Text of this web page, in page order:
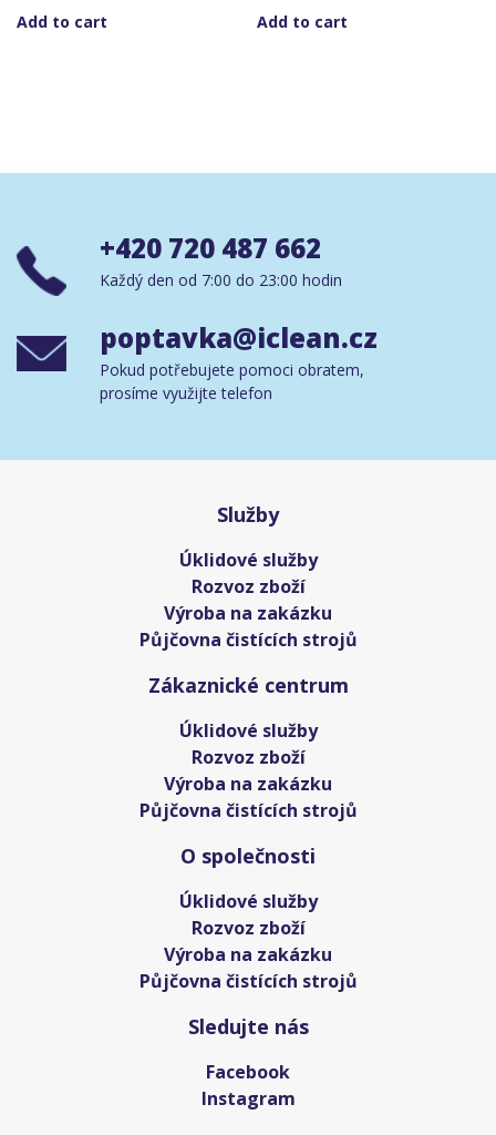
Add to cart Add to cart
+420 720 487 662
Každý den od 7:00 do 23:00 hodin
poptavka@iclean.cz
Pokud potřebujete pomoci obratem,
prosíme využijte telefon
Služby
Úklidové služby
Rozvoz zboží
Výroba na zakázku
Půjčovna čistících strojů
Zákaznické centrum
Úklidové služby
Rozvoz zboží
Výroba na zakázku
Půjčovna čistících strojů
O společnosti
Úklidové služby
Rozvoz zboží
Výroba na zakázku
Půjčovna čistících strojů
Sledujte nás
Facebook
Instagram